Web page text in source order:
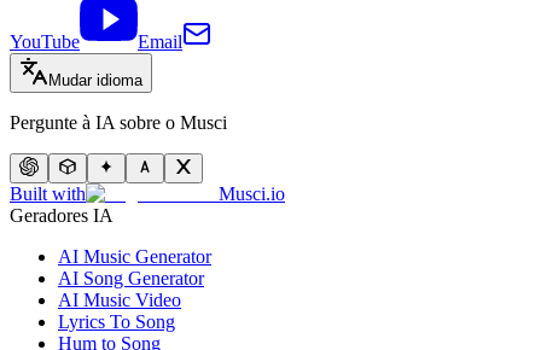
YouTube Email
Mudar idioma
Pergunte à IA sobre o Musci
Built with
Musci.io
Geradores IA
AI Music Generator
AI Song Generator
AI Music Video
Lyrics To Song
Hum to Song